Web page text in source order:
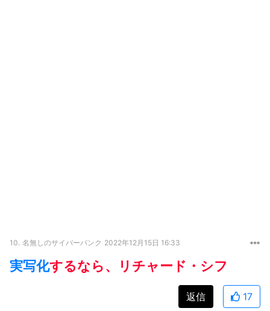
10. 名無しのサイバーパンク 2022年12月15日 16:33
実写化するなら、リチャード・シフ
返信 17